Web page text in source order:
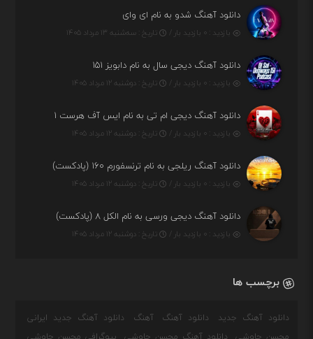
دانلود آهنگ شدو به نام ای وای
بازدید : ۰ بازدید بار / تاریخ : سه‌شنبه ۱۳ مرداد ۱۴۰۵
دانلود آهنگ دیجی سال به نام دابویز ۱۵۱
بازدید : ۰ بازدید بار / تاریخ : دوشنبه ۱۲ مرداد ۱۴۰۵
دانلود آهنگ دیجی ام تی به نام ایس آف هرست ۱
بازدید : ۰ بازدید بار / تاریخ : دوشنبه ۱۲ مرداد ۱۴۰۵
دانلود آهنگ ریلجی به نام ترنسفورم ۱۶۰ (پادکست)
بازدید : ۰ بازدید بار / تاریخ : دوشنبه ۱۲ مرداد ۱۴۰۵
دانلود آهنگ دیجی ورسی به نام الکل ۸ (پادکست)
بازدید : ۰ بازدید بار / تاریخ : دوشنبه ۱۲ مرداد ۱۴۰۵
برچسب ها
دانلود آهنگ جدید دانلود آهنگ آهنگ
دانلود آهنگ جدید ایرانی